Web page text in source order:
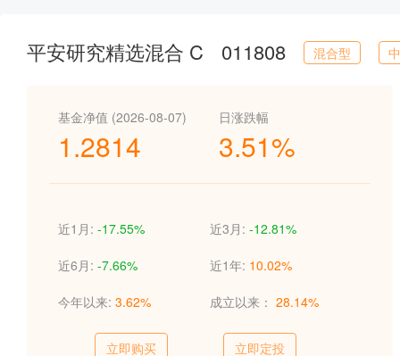
平安研究精选混合 C 011808 混合型
基金净值 (2026-08-07)
1.2814
日涨跌幅
3.51%
近1月: -17.55% 近3月: -12.81%
近6月: -7.66% 近1年: 10.02%
今年以来: 3.62% 成立以来： 28.14%
立即购买 立即定投